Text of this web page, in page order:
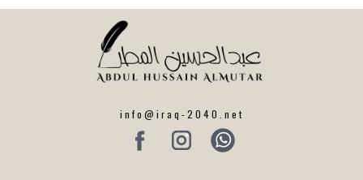
info@iraq-2040.net